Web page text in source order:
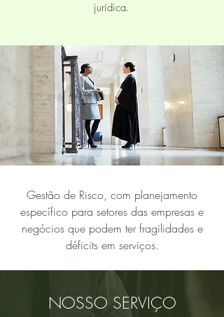
jurídica.
Gestão de Risco, com planejamento
específico para setores das empresas e
negócios que podem ter fragilidades e
déficits em serviços.
NOSSO SERVIÇO